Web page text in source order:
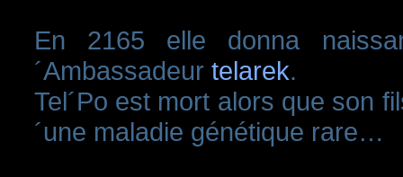
En 2165 elle donna
´Ambassadeur telarek.
Tel´Po est mort alors que son
´une maladie génétique rare…